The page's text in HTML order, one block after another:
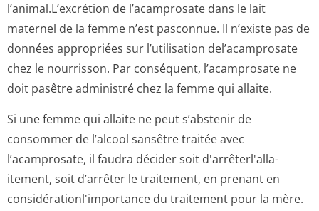
l’animal.L’ex­crétion de l’acamprosate dans le lait
maternel de la femme n’est pasconnue. Il n’existe pas de
données appropriées sur l’utilisation del’acamprosate
chez le nourrisson. Par conséquent, l’acamprosate ne
doit pasêtre administré chez la femme qui allaite.
Si une femme qui allaite ne peut s’abstenir de
consommer de l’alcool sansêtre traitée avec
l’acamprosate, il faudra décider soit d'arrêterl'alla­
itement, soit d’arrêter le traitement, en prenant en
considération­l'importance du traitement pour la mère.